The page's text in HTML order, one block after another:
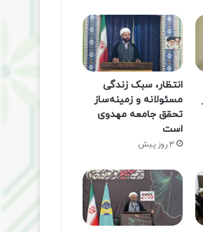
انتظار، سبک زندگی
مسئولانه و زمینه‌ساز
تحقق جامعه مهدوی
است
3 روز پیش